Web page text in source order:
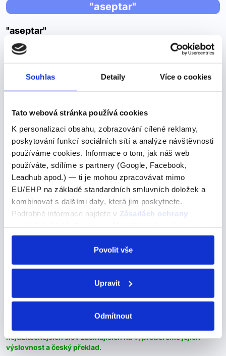
Souhlas Detaily Více o cookies
Tato webová stránka používá cookies
K personalizaci obsahu, zobrazování cílené reklamy,
poskytování funkcí sociálních sítí a analýze návštěvnosti
používáme cookies. Informace o tom, jak náš web
používáte, sdílíme s partnery (Google, Facebook,
Leadhub apod.) — ti je mohou zpracovávat mimo
EU/EHP na základě standardních smluvních doložek a
kombinovat s dalšími daty, která jim poskytnete.
Podrobné informace najdete v Zásadách ochrany
odvolat v nastavení cookies, případně se obrátit na
Povolit vše
Upravit
Odmítnout
"aseptar"
"aseptar"
Přijmout, akceptovat -->
ACEPTAR – přijmout, akceptovat (pravidelné sloveso)
acepto – přijímám aceptas – přijímáš acepta – přijímá
přijímají
"kostar"
"kostar"
Stát (cena) -->
COSTAR – stát Používáme hlavně ve třetích osobách: la
camisa cuesta – to tričko stojí las camisas cuestan – ty
trička stojí
Anglická slova na T
nejužitečnějších slov začínajících na T, probereme jejich
výslovnost a český překlad.